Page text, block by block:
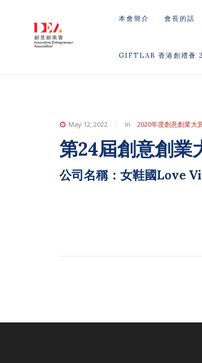
本會簡介 會長的話
GIFTLAB 香港創禮薈 2
May 12, 2022 In 2020年度創意創業大
第24屆創意創業
公司名稱：女鞋國Love